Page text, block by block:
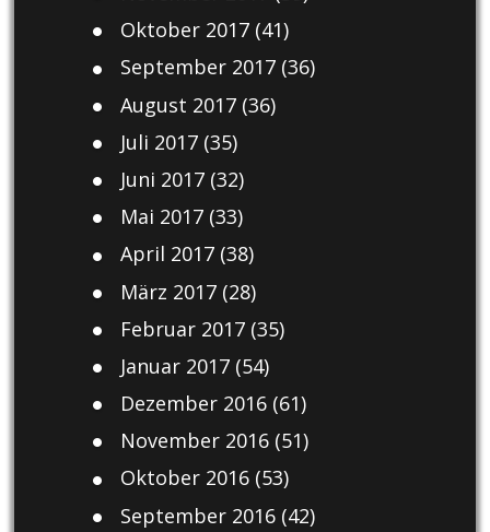
Oktober 2017(41)
September 2017(36)
August 2017(36)
Juli 2017(35)
Juni 2017(32)
Mai 2017(33)
April 2017(38)
März 2017(28)
Februar 2017(35)
Januar 2017(54)
Dezember 2016(61)
November 2016(51)
Oktober 2016(53)
September 2016(42)